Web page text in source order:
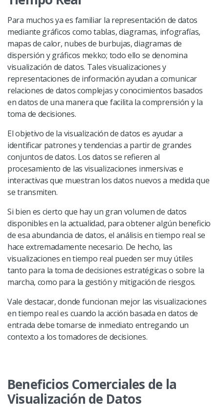
Para muchos ya es familiar la representación de datos
mediante gráficos como tablas, diagramas, infografías,
mapas de calor, nubes de burbujas, diagramas de
dispersión y gráficos mekko; todo ello se denomina
visualización de datos. Tales visualizaciones y
representaciones de información ayudan a comunicar
relaciones de datos complejas y conocimientos basados
en datos de una manera que facilita la comprensión y la
toma de decisiones.
El objetivo de la visualización de datos es ayudar a
identificar patrones y tendencias a partir de grandes
conjuntos de datos. Los datos se refieren al
procesamiento de las visualizaciones inmersivas e
interactivas que muestran los datos nuevos a medida que
se transmiten.
Si bien es cierto que hay un gran volumen de datos
disponibles en la actualidad, para obtener algún beneficio
de esa abundancia de datos, el análisis en tiempo real se
hace extremadamente necesario. De hecho, las
visualizaciones en tiempo real pueden ser muy útiles
tanto para la toma de decisiones estratégicas o sobre la
marcha, como para la gestión y mitigación de riesgos.
Vale destacar, donde funcionan mejor las visualizaciones
en tiempo real es cuando la acción basada en datos de
entrada debe tomarse de inmediato entregando un
contexto a los tomadores de decisiones.
Beneficios Comerciales de la
Visualización de Datos